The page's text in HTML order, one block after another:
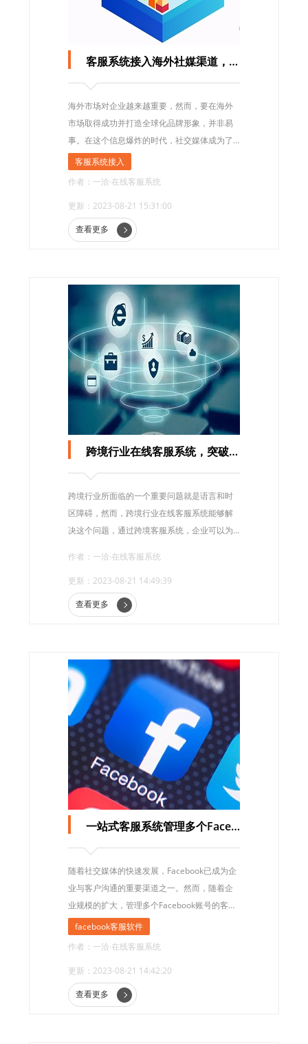
客服系统接入海外社媒渠道，打造全球化品牌形象
海外市场对企业越来越重要，然而，要在海外
市场取得成功并打造全球化品牌形象，并非易
事。在这个信息爆炸的时代，社交媒体成为了
企业与消费者交流的重要渠道。因此，将客服
客服系统接入
作者：一洽·在线客服系统
更新：2023-08-21 15:31:00
查看更多
跨境行业在线客服系统，突破语言、时区障碍
跨境行业所面临的一个重要问题就是语言和时
区障碍，然而，跨境行业在线客服系统能够解
决这个问题，通过跨境客服系统，企业可以为
务，极大地促进了跨境行业的发展。
作者：一洽·在线客服系统
更新：2023-08-21 14:49:39
查看更多
一站式客服系统管理多个Facebook账号客服消息
随着社交媒体的快速发展，Facebook已成为企
业与客户沟通的重要渠道之一。然而，随着企
业规模的扩大，管理多个Facebook账号的客服
消息变得越来越复杂。为了提高效率和客户满
facebook客服软件
作者：一洽·在线客服系统
更新：2023-08-21 14:42:20
查看更多